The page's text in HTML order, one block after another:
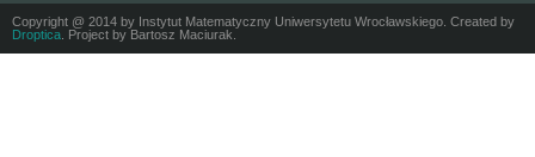
Copyright @ 2014 by Instytut Matematyczny Uniwersytetu Wrocławskiego. Created by
Droptica . Project by Bartosz Maciurak.